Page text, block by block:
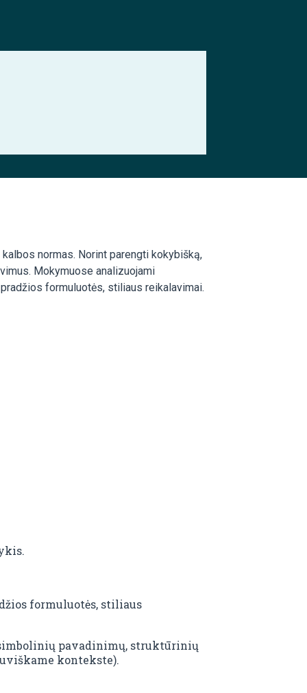
normas. Norint parengti kokybišką,
Mokymuose analizuojami
formuluotės, stiliaus reikalavimai.
formuluotės, stiliaus
pavadinimų, struktūrinių
kontekste).